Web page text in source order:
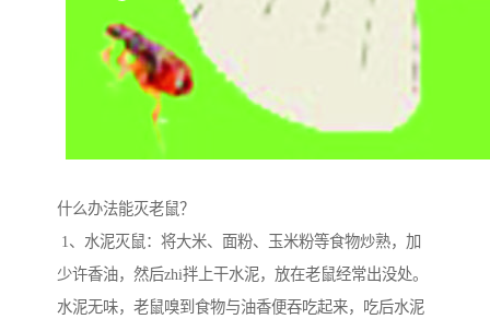
什么办法能灭老鼠？
1、水泥灭鼠：将大米、面粉、玉米粉等食物炒熟，加
少许香油，然后zhi拌上干水泥，放在老鼠经常出没处。
水泥无味，老鼠嗅到食物与油香便吞吃起来，吃后水泥